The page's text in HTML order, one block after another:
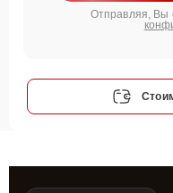
Отправляя, Вы